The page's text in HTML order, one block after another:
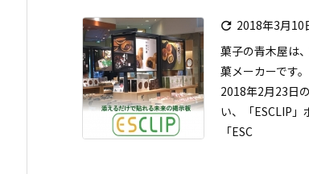
 2018年3月10
菓子の青木屋は
菓メーカーです。
2018年2月23日
い、「ESCLIP」
「ESC